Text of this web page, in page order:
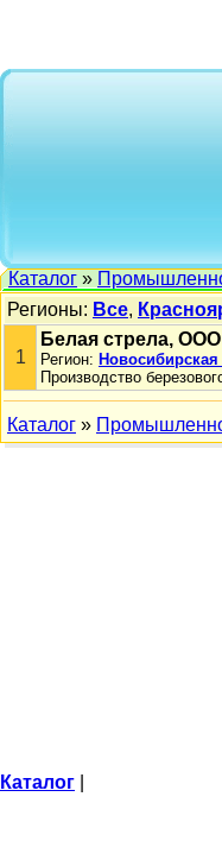
Каталог »
Регионы: Все,
1
Белая стрела, ООО
Регион:
Производство
Каталог »
Каталог